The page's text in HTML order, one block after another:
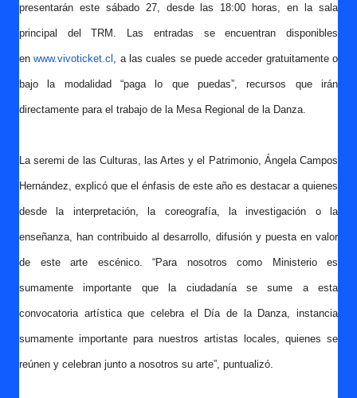
presentarán este sábado 27, desde las 18:00 horas, en la sala
principal del TRM. Las entradas se encuentran disponibles
enwww.vivoticket.cl , a las cuales se puede acceder gratuitamente o
bajo la modalidad “paga lo que puedas”, recursos que irán
directamente para el trabajo de la Mesa Regional de la Danza.
La seremi de las Culturas, las Artes y el Patrimonio, Ángela Campos
Hernández, explicó que el énfasis de este año es destacar a quienes
desde la interpretación, la coreografía, la investigación o la
enseñanza, han contribuido al desarrollo, difusión y puesta en valor
de este arte escénico. “Para nosotros como Ministerio es
sumamente importante que la ciudadanía se sume a esta
convocatoria artística que celebra el Día de la Danza, instancia
sumamente importante para nuestros artistas locales, quienes se
reúnen y celebran junto a nosotros su arte”, puntualizó.